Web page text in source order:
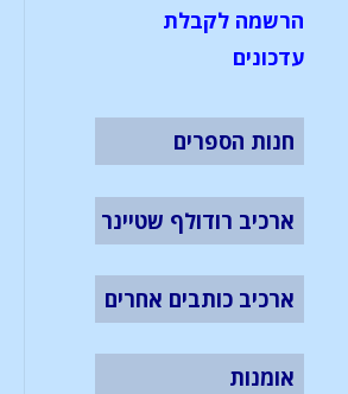
הרשמה לקבלת
עדכונים
חנות הספרים
ארכיב רודולף שטיינר
ארכיב כותבים אחרים
אומנות